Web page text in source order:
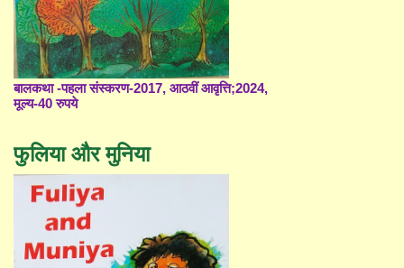
बालकथा -पहला संस्करण-2017, आठवीं आवृत्ति;2024,
मूल्य-40 रुपये
फुलिया और मुनिया